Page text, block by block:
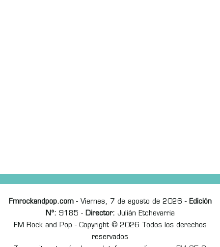
Fmrockandpop.com- Viernes, 7 de agosto de 2026 - Edición
Nº: 9185 - Director: Julián Etchevarria
FM Rock and Pop - Copyright © 2026 Todos los derechos
reservados